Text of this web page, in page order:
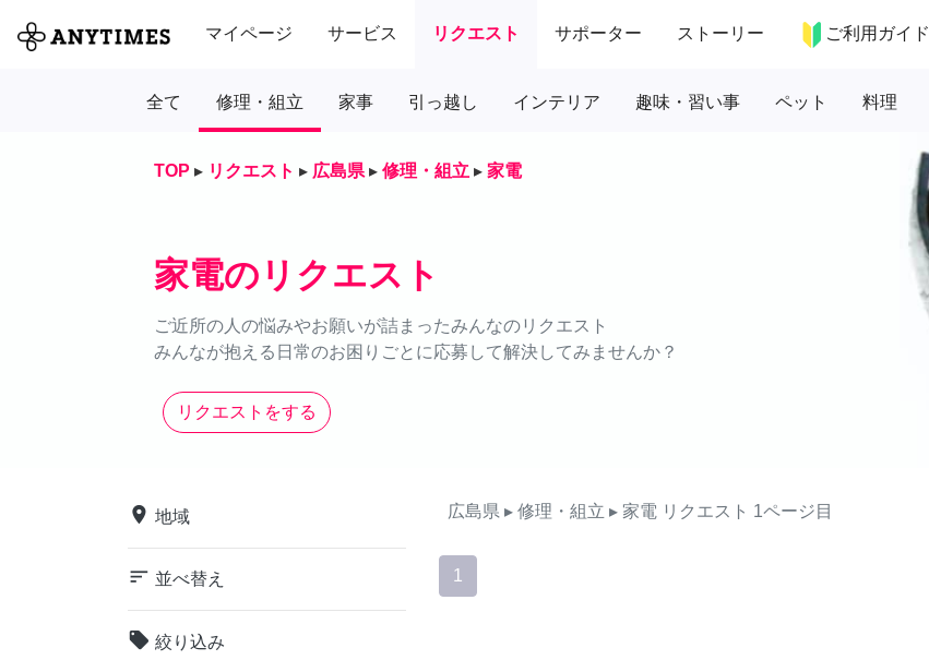
マイページ サービス リクエスト サポーター ストーリー ご利用ガイド
全て 修理・組立 家事 引っ越し インテリア 趣味・習い事 ペット 料理
TOP ▸ リクエスト ▸ 広島県 ▸ 修理・組立 ▸ 家電
家電のリクエスト
ご近所の人の悩みやお願いが詰まったみんなのリクエスト
みんなが抱える日常のお困りごとに応募して解決してみませんか？
リクエストをする
place 地域
sort 並べ替え
local_offer 絞り込み
広島県 ▸ 修理・組立 ▸ 家電 リクエスト 1ページ目
1